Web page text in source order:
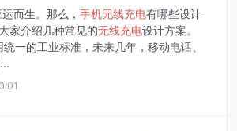
而生。那么， 手机无线充电有哪些设计
家介绍几种常见的无线充电设计方案。
一的工业标准，未来几年，移动电话、